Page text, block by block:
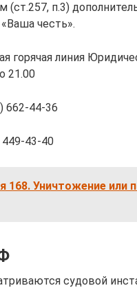
п.3)
честь».
горячая линия
21.00
662-44-36
449-43-40
168. Уничтожение или
судовой